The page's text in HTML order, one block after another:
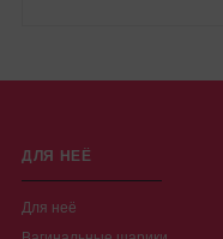
ДЛЯ НЕЁ
Для неё